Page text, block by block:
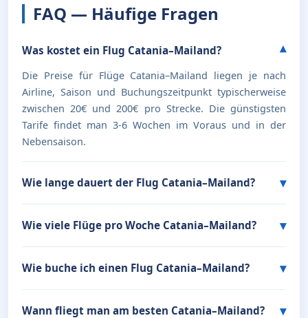
FAQ — Häufige Fragen
Was kostet ein Flug Catania–Mailand?
Die Preise für Flüge Catania–Mailand liegen je nach
Airline, Saison und Buchungszeitpunkt typischerweise
zwischen 20€ und 200€ pro Strecke. Die günstigsten
Tarife findet man 3-6 Wochen im Voraus und in der
Nebensaison.
Wie lange dauert der Flug Catania–Mailand?
Wie viele Flüge pro Woche Catania–Mailand?
Wie buche ich einen Flug Catania–Mailand?
Wann fliegt man am besten Catania–Mailand?